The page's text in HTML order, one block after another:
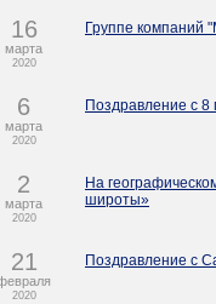
16
марта
2020
Группе компаний
6
марта
2020
Поздравление с 8
2
марта
2020
На
широты»
21
2020
Поздравление с